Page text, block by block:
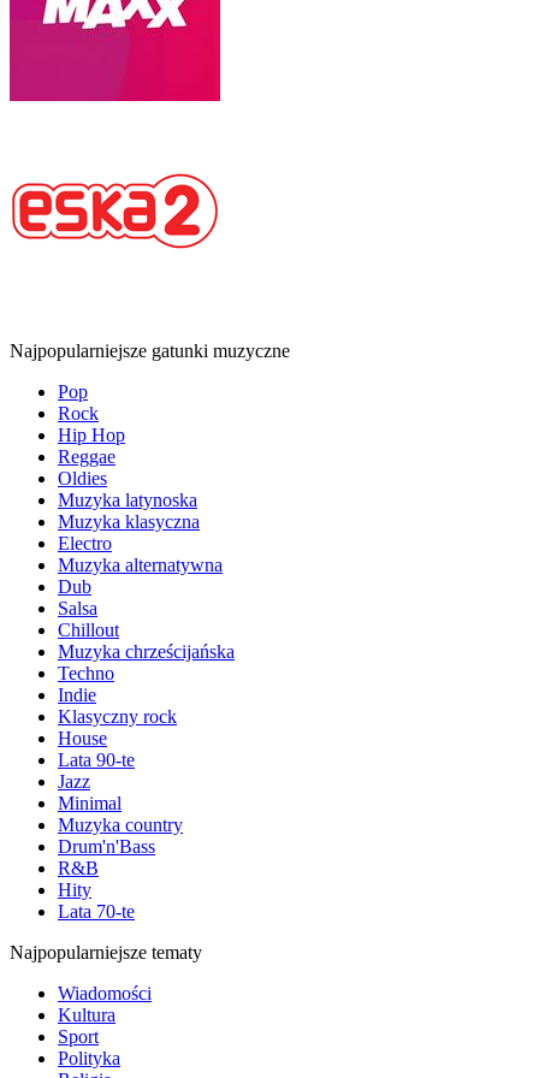
Najpopularniejsze gatunki muzyczne
Pop
Rock
Hip Hop
Reggae
Oldies
Muzyka latynoska
Muzyka klasyczna
Electro
Muzyka alternatywna
Dub
Salsa
Chillout
Muzyka chrześcijańska
Techno
Indie
Klasyczny rock
House
Lata 90-te
Jazz
Minimal
Muzyka country
Drum'n'Bass
R&B
Hity
Lata 70-te
Najpopularniejsze tematy
Wiadomości
Kultura
Sport
Polityka